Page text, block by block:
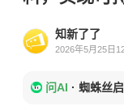
知新了了
2026年5月25日
问AI · 蜘蛛丝